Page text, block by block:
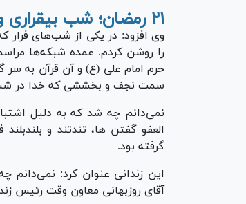
۲۱ رمضان؛ شب بیقراری و بازگشت به زندگی یک محکوم فراری
را روشن کردم. عمده شبکه‌ها
حرم امام علی (ع) و آن قرآن به سر
سمت نجف و بخششی که خدا در شب
نمی‌دانم چه شد که به دلیل
العفو گفتن ها، تندتند و
گرفته بود.
این زندانی عنوان کرد: نمی‌دانم
آقای روزبهانی معاون وقت رئیس